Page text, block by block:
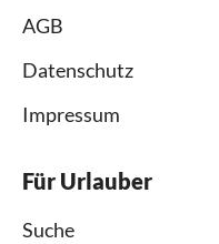
AGB
Datenschutz
Impressum
Für Urlauber
Suche